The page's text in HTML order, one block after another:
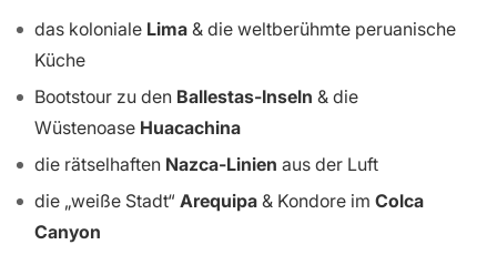
das koloniale Lima & die weltberühmte peruanische
Küche
Bootstour zu den Ballestas-Inseln & die
Wüstenoase Huacachina
die rätselhaften Nazca-Linien aus der Luft
die „weiße Stadt“ Arequipa & Kondore im Colca
Canyon